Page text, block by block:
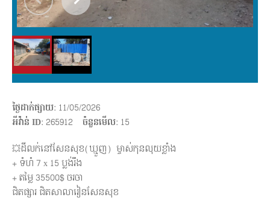
ថ្ងៃដាក់ផ្សាយ: 11/05/2026
អីវ៉ាន់ ID: 265912 ចំនួនមើល: 15
💥ដីលក់នៅសែនសុខ(ឃ្មួញ) ម្ចាស់កុនលុយខ្លាំង
+ ទំហំ 7 x 15 ប្លង់រឹង
+ តម្លៃ 35500$ ចរចា
ជិតផ្សារ ជិតសាលារៀនសែនសុខ